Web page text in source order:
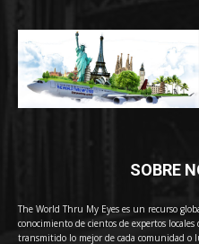
SOBRE
The World Thru My Eyes es un recurso
conocimiento de cientos de expertos
transmitido lo mejor de cada comunidad o